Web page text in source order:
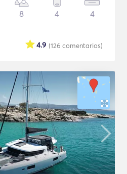
8 4 4
(126 comentarios)
4.9